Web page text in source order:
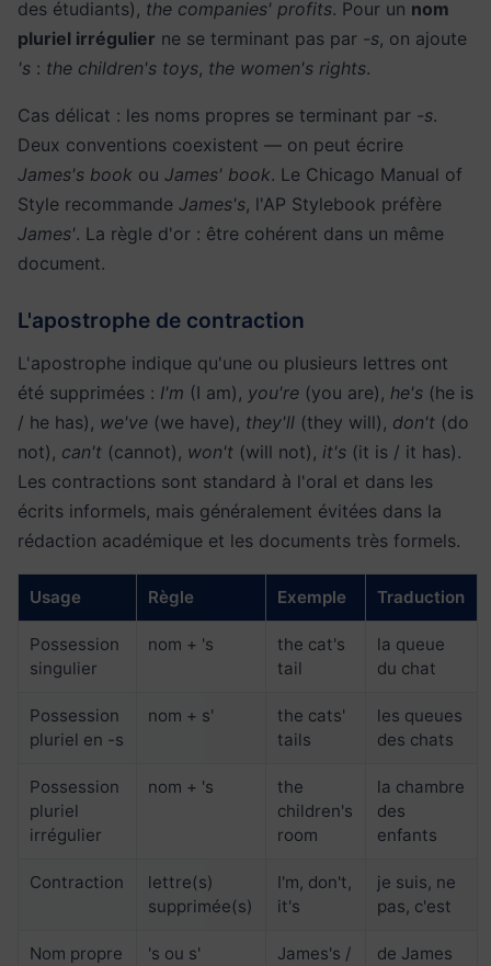
des étudiants), the companies' profits. Pour un nom
pluriel irrégulier ne se terminant pas par -s, on ajoute
's : the children's toys, the women's rights.
Cas délicat : les noms propres se terminant par -s.
Deux conventions coexistent — on peut écrire
James's book ou James' book. Le Chicago Manual of
Style recommande James's, l'AP Stylebook préfère
James'. La règle d'or : être cohérent dans un même
document.
L'apostrophe de contraction
L'apostrophe indique qu'une ou plusieurs lettres ont
été supprimées : I'm (I am), you're (you are), he's (he is
/ he has), we've (we have), they'll (they will), don't (do
not), can't (cannot), won't (will not), it's (it is / it has).
Les contractions sont standard à l'oral et dans les
écrits informels, mais généralement évitées dans la
rédaction académique et les documents très formels.
Usage Règle Exemple Traduction
Possession
singulier
nom + 's
the cat's
tail
la queue
du chat
Possession
pluriel en -s
nom + s'
the cats'
tails
les queues
des chats
Possession
pluriel
irrégulier
nom + 's
the
children's
room
la chambre
des
enfants
Contraction
lettre(s)
supprimée(s)
I'm, don't,
it's
je suis, ne
pas, c'est
Nom propre
's ou s'
James's /
de James